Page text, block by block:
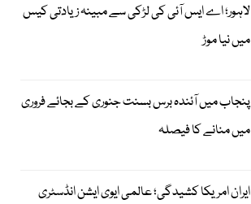
لاہور؛ اے ایس آئی کی لڑکی سے مبینہ زیادتی کیس
میں نیا موڑ
پنجاب میں آئندہ برس بسنت جنوری کے بجائے فروری
میں منانے کا فیصلہ
ایران امریکا کشیدگی؛ عالمی ایوی ایشن انڈسٹری